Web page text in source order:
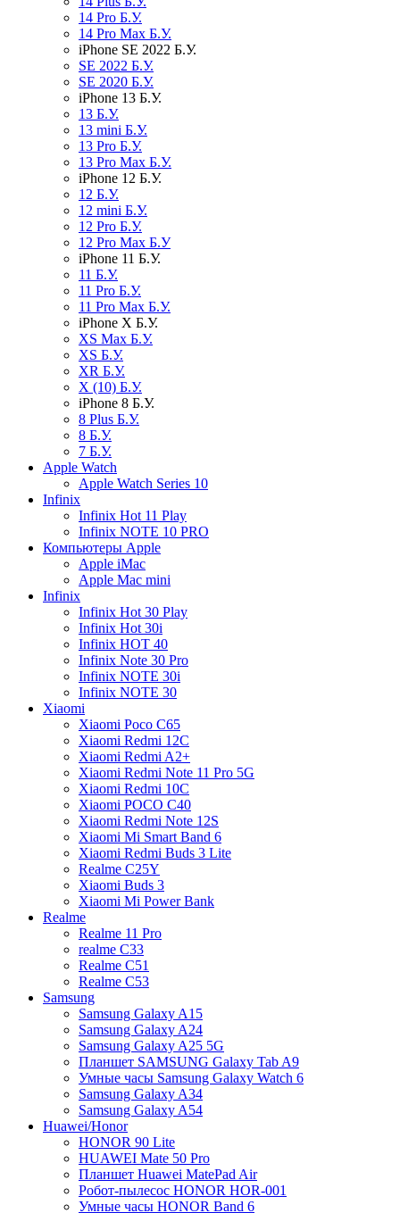
14 Pro Б.У.
14 Pro Max Б.У.
iPhone SE 2022 Б.У.
SE 2022 Б.У.
SE 2020 Б.У.
iPhone 13 Б.У.
13 Б.У.
13 mini Б.У.
13 Pro Б.У.
13 Pro Max Б.У.
iPhone 12 Б.У.
12 Б.У.
12 mini Б.У.
12 Pro Б.У.
12 Pro Max Б.У
iPhone 11 Б.У.
11 Б.У.
11 Pro Б.У.
11 Pro Max Б.У.
iPhone X Б.У.
XS Max Б.У.
XS Б.У.
XR Б.У.
X (10) Б.У.
iPhone 8 Б.У.
8 Plus Б.У.
8 Б.У.
7 Б.У.
Apple Watch
Apple Watch Series 10
Infinix
Infinix Hot 11 Play
Infinix NOTE 10 PRO
Компьютеры Apple
Apple iMac
Apple Mac mini
Infinix
Infinix Hot 30 Play
Infinix Hot 30i
Infinix HOT 40
Infinix Note 30 Pro
Infinix NOTE 30i
Infinix NOTE 30
Xiaomi
Xiaomi Poco C65
Xiaomi Redmi 12C
Xiaomi Redmi A2+
Xiaomi Redmi Note 11 Pro 5G
Xiaomi Redmi 10C
Xiaomi POCO C40
Xiaomi Redmi Note 12S
Xiaomi Mi Smart Band 6
Xiaomi Redmi Buds 3 Lite
Realme C25Y
Xiaomi Buds 3
Xiaomi Mi Power Bank
Realme
Realme 11 Pro
realme C33
Realme C51
Realme C53
Samsung
Samsung Galaxy A15
Samsung Galaxy A24
Samsung Galaxy A25 5G
Планшет SAMSUNG Galaxy Tab A9
Умные часы Samsung Galaxy Watch 6
Samsung Galaxy A34
Samsung Galaxy A54
Huawei/Honor
HONOR 90 Lite
HUAWEI Mate 50 Pro
Планшет Huawei MatePad Air
Робот-пылесос HONOR HOR-001
Умные часы HONOR Band 6